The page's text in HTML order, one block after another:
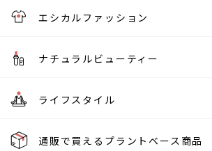
エシカルファッション
ナチュラルビューティー
ライフスタイル
通販で買えるプラントベース商品